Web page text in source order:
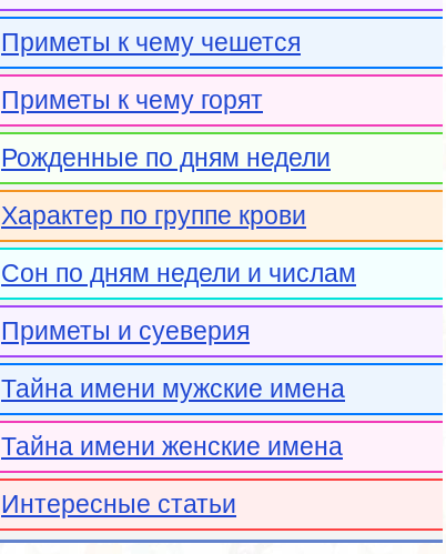
Приметы к чему чешется
Приметы к чему горят
Рожденные по дням недели
Характер по группе крови
Сон по дням недели и числам
Приметы и суеверия
Тайна имени мужские имена
Тайна имени женские имена
Интересные статьи